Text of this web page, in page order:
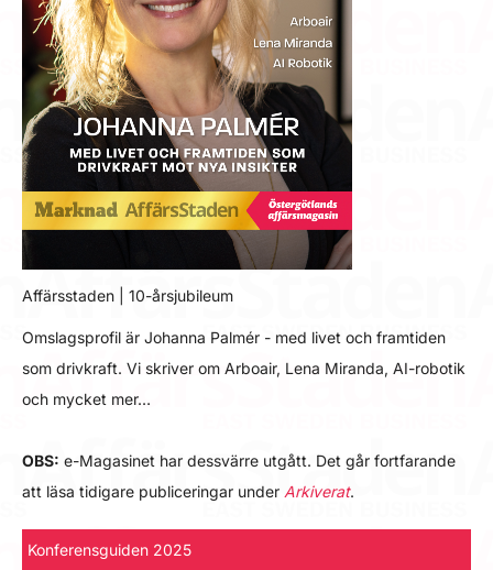
Affärsstaden | 10-årsjubileum
Omslagsprofil är Johanna Palmér - med livet och framtiden
som drivkraft. Vi skriver om Arboair, Lena Miranda, AI-robotik
och mycket mer…
OBS: e-Magasinet har dessvärre utgått. Det går fortfarande
att läsa tidigare publiceringar under Arkiverat.
Konferensguiden 2025